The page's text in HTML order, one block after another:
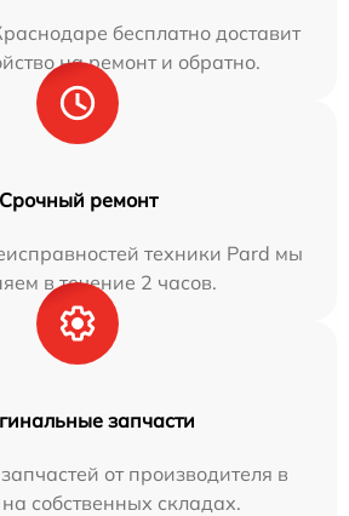
бесплатно доставит
на ремонт и обратно.
Срочный ремонт
техники Pard мы
в течение 2 часов.
запчасти
от производителя в
собственных складах.